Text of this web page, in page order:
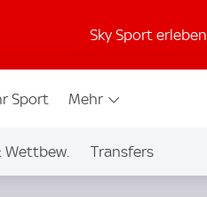
Sky Sport erleben
Sport Mehr
Wettbew. Transfers